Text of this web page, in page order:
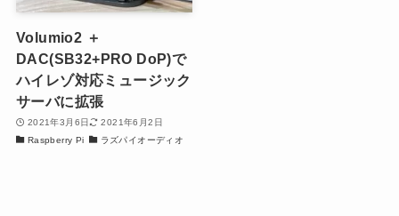
Volumio2 ＋
DAC(SB32+PRO DoP)で
ハイレゾ対応ミュージック
サーバに拡張
2021年3月6日
2021年6月2日
Raspberry Pi
ラズパイオーディオ